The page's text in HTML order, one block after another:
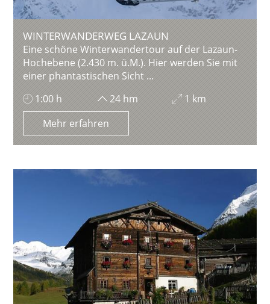
WINTERWANDERWEG LAZAUN
Eine schöne Winterwandertour auf der Lazaun-
Hochebene (2.430 m. ü.M.). Hier werden Sie mit
einer phantastischen Sicht ...
1:00 h
24 hm
1 km
Mehr erfahren